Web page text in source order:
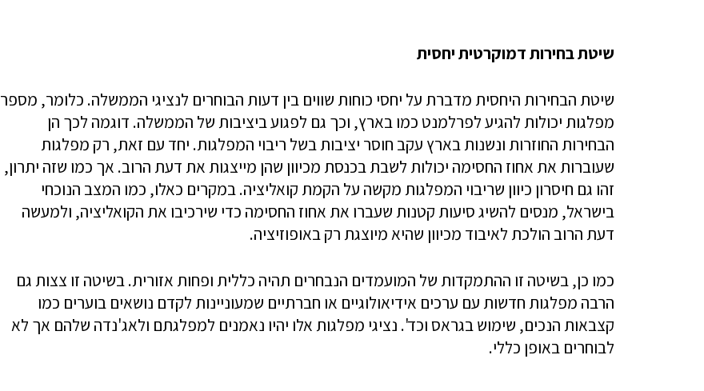
שיטת בחירות דמוקרטית יחסית
שיטת הבחירות היחסית מדברת על יחסי כוחות שווים בין דעות הבוחרים לנציגי הממשלה. כלומר, מספר
מפלגות יכולות להגיע לפרלמנט כמו בארץ, וכך גם לפגוע ביציבות של הממשלה. דוגמה לכך הן
הבחירות החוזרות ונשנות בארץ עקב חוסר יציבות בשל ריבוי המפלגות. יחד עם זאת, רק מפלגות
שעוברות את אחוז החסימה יכולות לשבת בכנסת מכיוון שהן מייצגות את דעת הרוב. אך כמו שזה יתרון,
זהו גם חיסרון כיוון שריבוי המפלגות מקשה על הקמת קואליציה. במקרים כאלו, כמו המצב הנוכחי
בישראל, מנסים להשיג סיעות קטנות שעברו את אחוז החסימה כדי שירכיבו את הקואליציה, ולמעשה
דעת הרוב הולכת לאיבוד מכיוון שהיא מיוצגת רק באופוזיציה.
כמו כן, בשיטה זו ההתמקדות של המועמדים הנבחרים תהיה כללית ופחות אזורית. בשיטה זו צצות גם
הרבה מפלגות חדשות עם ערכים אידיאולוגיים או חברתיים שמעוניינות לקדם נושאים בוערים כמו
קצבאות הנכים, שימוש בגראס וכד'. נציגי מפלגות אלו יהיו נאמנים למפלגתם ולאג'נדה שלהם אך לא
לבוחרים באופן כללי.